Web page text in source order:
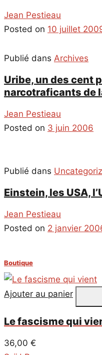
Jean Pestieau
Posted on 10 juillet
Publié dans Archives
Uribe, un des cent
narcotraficants de
Jean Pestieau
Posted on 3 juin 2006
Publié dans
Einstein, les USA,
Jean Pestieau
Posted on 2 janvier
Boutique
Ajouter au panier
Le fascisme qui
36,00 €